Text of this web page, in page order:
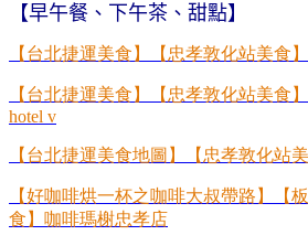
【早午餐、下午茶、甜點】
【台北捷運美食】【忠孝敦化站美食
【台北捷運美食】【忠孝敦化站美食】
hotel v
【台北捷運美食地圖】【忠孝敦化站
【好咖啡烘一杯之咖啡大叔帶路】【
食】咖啡瑪榭忠孝店